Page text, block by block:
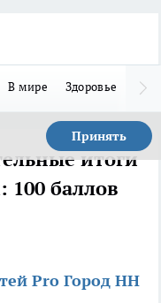
В мире Здоровье
Принять
итоги
баллов
Pro Город НН